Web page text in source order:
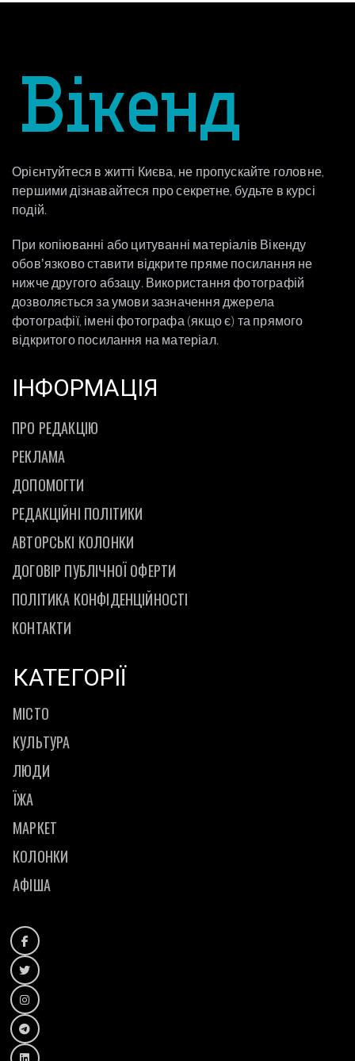
Орієнтуйтеся в житті Києва, не пропускайте головне,
першими дізнавайтеся про секретне, будьте в курсі
подій.
При копіюванні або цитуванні матеріалів Вікенду
обовʼязково ставити відкрите пряме посилання не
нижче другого абзацу. Використання фотографій
дозволяється за умови зазначення джерела
фотографії, імені фотографа (якщо є) та прямого
відкритого посилання на матеріал.
ІНФОРМАЦІЯ
ПРО РЕДАКЦІЮ
РЕКЛАМА
ДОПОМОГТИ
РЕДАКЦІЙНІ ПОЛІТИКИ
АВТОРСЬКІ КОЛОНКИ
ДОГОВІР ПУБЛІЧНОЇ ОФЕРТИ
ПОЛІТИКА КОНФІДЕНЦІЙНОСТІ
КОНТАКТИ
КАТЕГОРІЇ
МІСТО
КУЛЬТУРА
ЛЮДИ
ЇЖА
МАРКЕТ
КОЛОНКИ
АФІША